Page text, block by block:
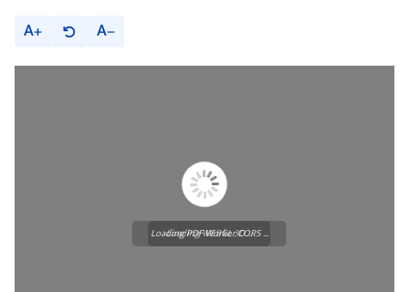
A A
Loading WEBGL 3D ...
Loading PDF Worker CORS ...